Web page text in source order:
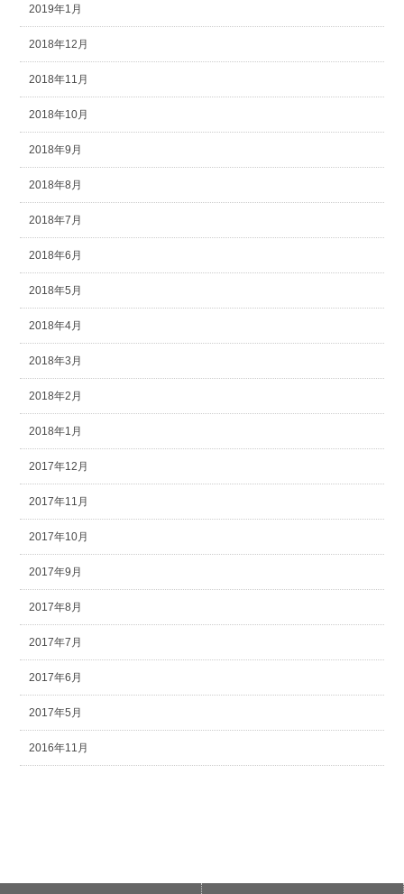
2019年1月
2018年12月
2018年11月
2018年10月
2018年9月
2018年8月
2018年7月
2018年6月
2018年5月
2018年4月
2018年3月
2018年2月
2018年1月
2017年12月
2017年11月
2017年10月
2017年9月
2017年8月
2017年7月
2017年6月
2017年5月
2016年11月